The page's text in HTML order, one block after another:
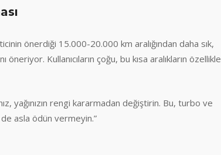
önerdiği 15.000-20.000 km aralığından daha sık,
öneriyor. Kullanıcıların çoğu, bu kısa aralıkların özellikle
yağınızın rengi kararmadan değiştirin. Bu, turbo ve
asla ödün vermeyin.”